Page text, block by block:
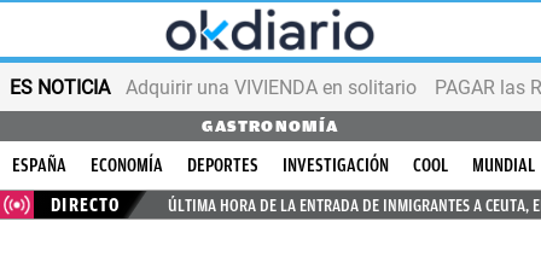
ES NOTICIA Adquirir una VIVIENDA en solitario PAGAR las
GASTRONOMÍA
ESPAÑA ECONOMÍA DEPORTES INVESTIGACIÓN COOL
MUNDIAL
DIRECTO
ÚLTIMA HORA DE LA ENTRADA DE INMIGRANTES A CEUTA,